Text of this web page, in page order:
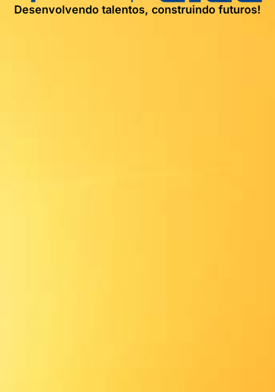
Desenvolvendo talentos, construindo futuros!